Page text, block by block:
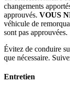
changements
approuvés. VOUS
véhicule de
sont pas approuvées.
Évitez de conduire
que nécessaire.
Entretien